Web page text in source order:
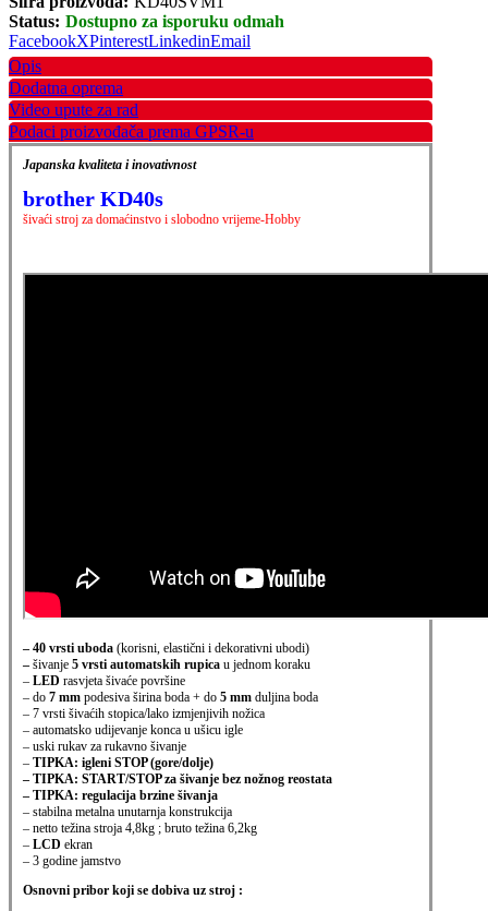
Status: Dostupno za isporuku odmah
FacebookXPinterestLinkedinEmail
Opis
Dodatna oprema
Video upute za rad
Podaci proizvođača prema GPSR-u
Japanska kvaliteta i inovativnost
brother KD40s
šivaći stroj za domaćinstvo i slobodno vrijeme-Hobby
– 40 vrsti uboda (korisni, elastični i dekorativni ubodi)
– šivanje 5 vrsti automatskih rupica u jednom koraku
– LED rasvjeta šivaće površine
– do 7 mm podesiva širina boda + do 5 mm duljina boda
– 7 vrsti šivaćih stopica/lako izmjenjivih nožica
– automatsko udijevanje konca u ušicu igle
– uski rukav za rukavno šivanje
– TIPKA: igleni STOP (gore/dolje)
– TIPKA: START/STOP za šivanje bez nožnog reostata
– TIPKA: regulacija brzine šivanja
– stabilna metalna unutarnja konstrukcija
– netto težina stroja 4,8kg ; bruto težina 6,2kg
– LCD ekran
– 3 godine jamstvo
Osnovni pribor koji se dobiva uz stroj :